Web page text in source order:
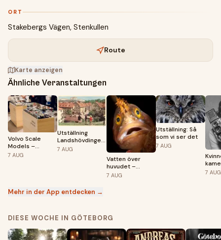
ORT
Stakebergs Vägen, Stenkullen
Route
Karte anzeigen
Ähnliche Veranstaltungen
Volvo Scale
Models –
Through the
7 AUG
Utställning
Landshövdingehus
150 år
7 AUG
Vatten över
huvudet –
Västerhavets
7 AUG
Utställning: Så
som vi ser det
7 AUG
1968
7 AUG
Mehr in der App entdecken →
DIESE WOCHE IN GÖTEBORG